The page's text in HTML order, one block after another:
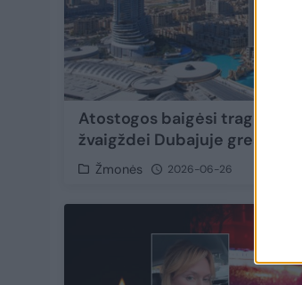
Atostogos baigėsi tragedija:
žvaigždei Dubajuje gresia
Žmonės 2026-06-26